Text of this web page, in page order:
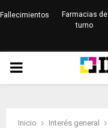
Fallecimientos
Farmacias de
turno
PRIMARY
Inicio Interés general